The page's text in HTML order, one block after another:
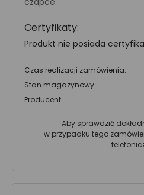
Certyfikaty:
Produkt nie posiada
Czas realizacji zamówienia:
Stan magazynowy:
Producent:
Aby sprawdzić
w przypadku tego